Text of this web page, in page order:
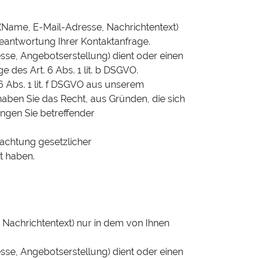
E-Mail-Adresse, Nachrichtentext)
Ihrer Kontaktanfrage.
Angebotserstellung) dient oder einen
Art. 6 Abs. 1 lit. b DSGVO.
1 lit. f DSGVO aus unserem
Sie das Recht, aus Gründen, die sich
Sie betreffender
gesetzlicher
haben.
nur in dem von Ihnen
Angebotserstellung) dient oder einen